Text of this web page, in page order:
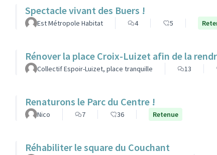
Spectacle vivant des Buers !
Est Métropole Habitat 4 5
Rénover la place Croix-Luizet afin de la
Collectif Espoir-Luizet, place tranquille 13
Renaturons le Parc du Centre !
Nico 7 36 Retenue
Réhabiliter le square du Couchant